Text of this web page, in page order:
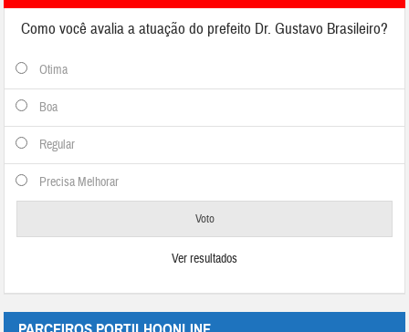
Como você avalia a atuação do prefeito Dr. Gustavo Brasileiro?
Otima
Boa
Regular
Precisa Melhorar
Ver resultados